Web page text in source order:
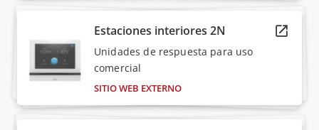
Estaciones interiores 2N
Unidades de respuesta para uso
comercial
SITIO WEB EXTERNO